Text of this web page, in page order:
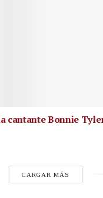
cantanteBonnie
CARGAR MÁS